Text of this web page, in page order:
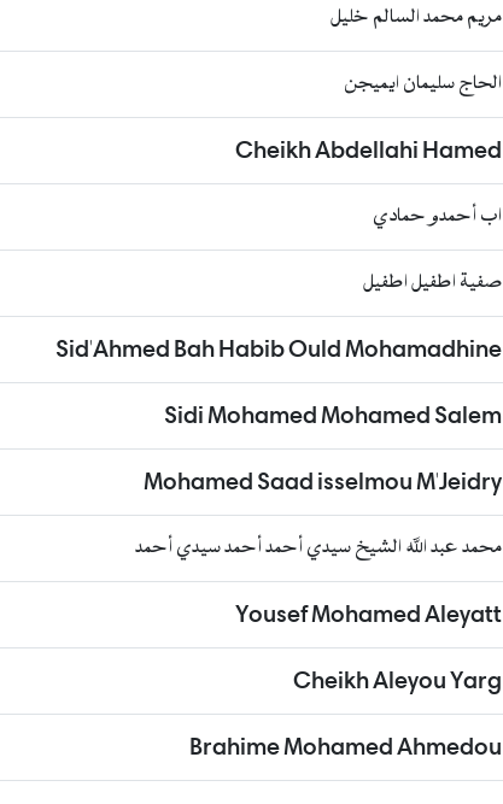
مريم محمد السالم خليل
الحاج سليمان ايميجن
Cheikh Abdellahi Hamed
اب أحمدو حمادي
صفية اطفيل اطفيل
Sid'Ahmed Bah Habib Ould Mohamadhine
Sidi Mohamed Mohamed Salem
Mohamed Saad isselmou M'Jeidry
محمد عبد الله الشيخ سيدي أحمد أحمد سيدي أحمد
Yousef Mohamed Aleyatt
Cheikh Aleyou Yarg
Brahime Mohamed Ahmedou